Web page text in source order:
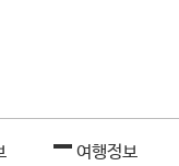
여행정보